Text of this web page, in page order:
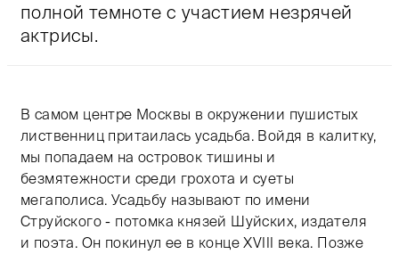
полной темноте с участием незрячей
актрисы.
В самом центре Москвы в окружении пушистых
лиственниц притаилась усадьба. Войдя в калитку,
мы попадаем на островок тишины и
безмятежности среди грохота и суеты
мегаполиса. Усадьбу называют по имени
Струйского - потомка князей Шуйских, издателя
и поэта. Он покинул ее в конце XVIII века. Позже